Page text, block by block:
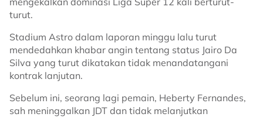
turut.
Stadium Astro dalam laporan minggu lalu turut
mendedahkan khabar angin tentang status Jairo Da
Silva yang turut dikatakan tidak menandatangani
kontrak lanjutan.
Sebelum ini, seorang lagi pemain, Heberty Fernandes,
sah meninggalkan JDT dan tidak melanjutkan